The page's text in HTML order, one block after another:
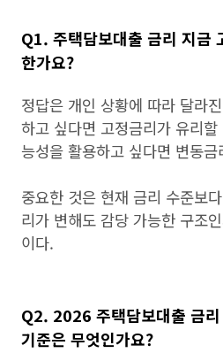
Q1. 주택담보대출 금리 지금
한가요?
정답은 개인 상황에 따라 달라
하고 싶다면 고정금리가 유리
능성을 활용하고 싶다면 변동
중요한 것은 현재 금리 수준보
리가 변해도 감당 가능한 구조
이다.
Q2. 2026 주택담보대출 금
기준은 무엇인가요?